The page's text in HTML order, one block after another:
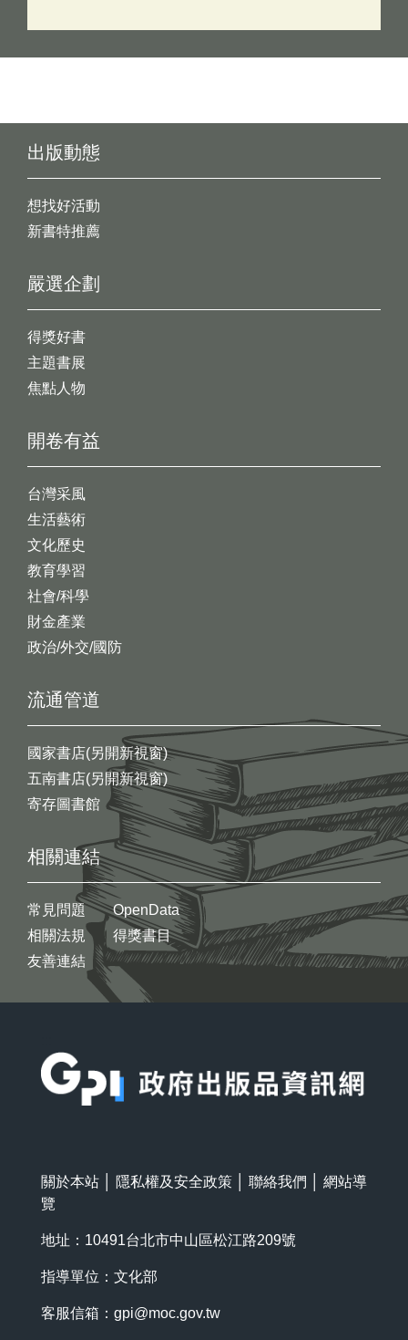
出版動態
想找好活動
新書特推薦
開卷有益
台灣采風
生活藝術
文化歷史
教育學習
社會/科學
財金產業
政治/外交/國防
嚴選企劃
得獎好書
主題書展
焦點人物
流通管道
國家書店(另開新視窗)
五南書店(另開新視窗)
寄存圖書館
相關連結
常見問題
相關法規
友善連結
OpenData
得獎書目
關於本站 隱私權及安全政策 聯絡我們
網站導
覽
地址：10491台北市中山區松江路209號
指導單位：文化部
客服信箱： gpi@moc.gov.tw